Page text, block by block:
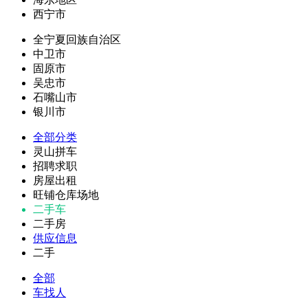
西宁市
全宁夏回族自治区
中卫市
固原市
吴忠市
石嘴山市
银川市
全部分类
灵山拼车
招聘求职
房屋出租
旺铺仓库场地
二手车
二手房
供应信息
二手
全部
车找人